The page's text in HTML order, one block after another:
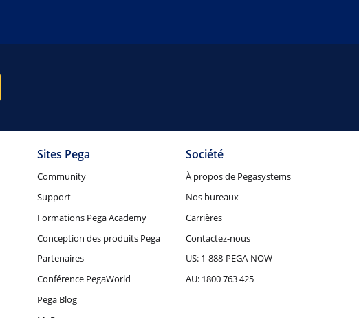
Sites Pega
Community
Support
Formations Pega Academy
Conception des produits Pega
Partenaires
Conférence PegaWorld
Pega Blog
Société
À propos de Pegasystems
Nos bureaux
Carrières
Contactez-nous
US: 1-888-PEGA-NOW
AU: 1800 763 425